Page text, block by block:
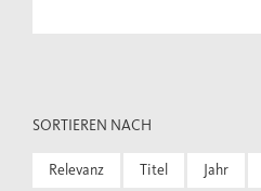
SORTIEREN NACH
Relevanz Titel Jahr